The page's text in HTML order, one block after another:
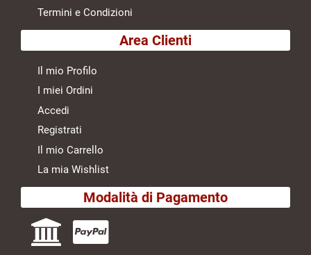
Termini e Condizioni
Area Clienti
Il mio Profilo
I miei Ordini
Accedi
Registrati
Il mio Carrello
La mia Wishlist
Modalità di Pagamento